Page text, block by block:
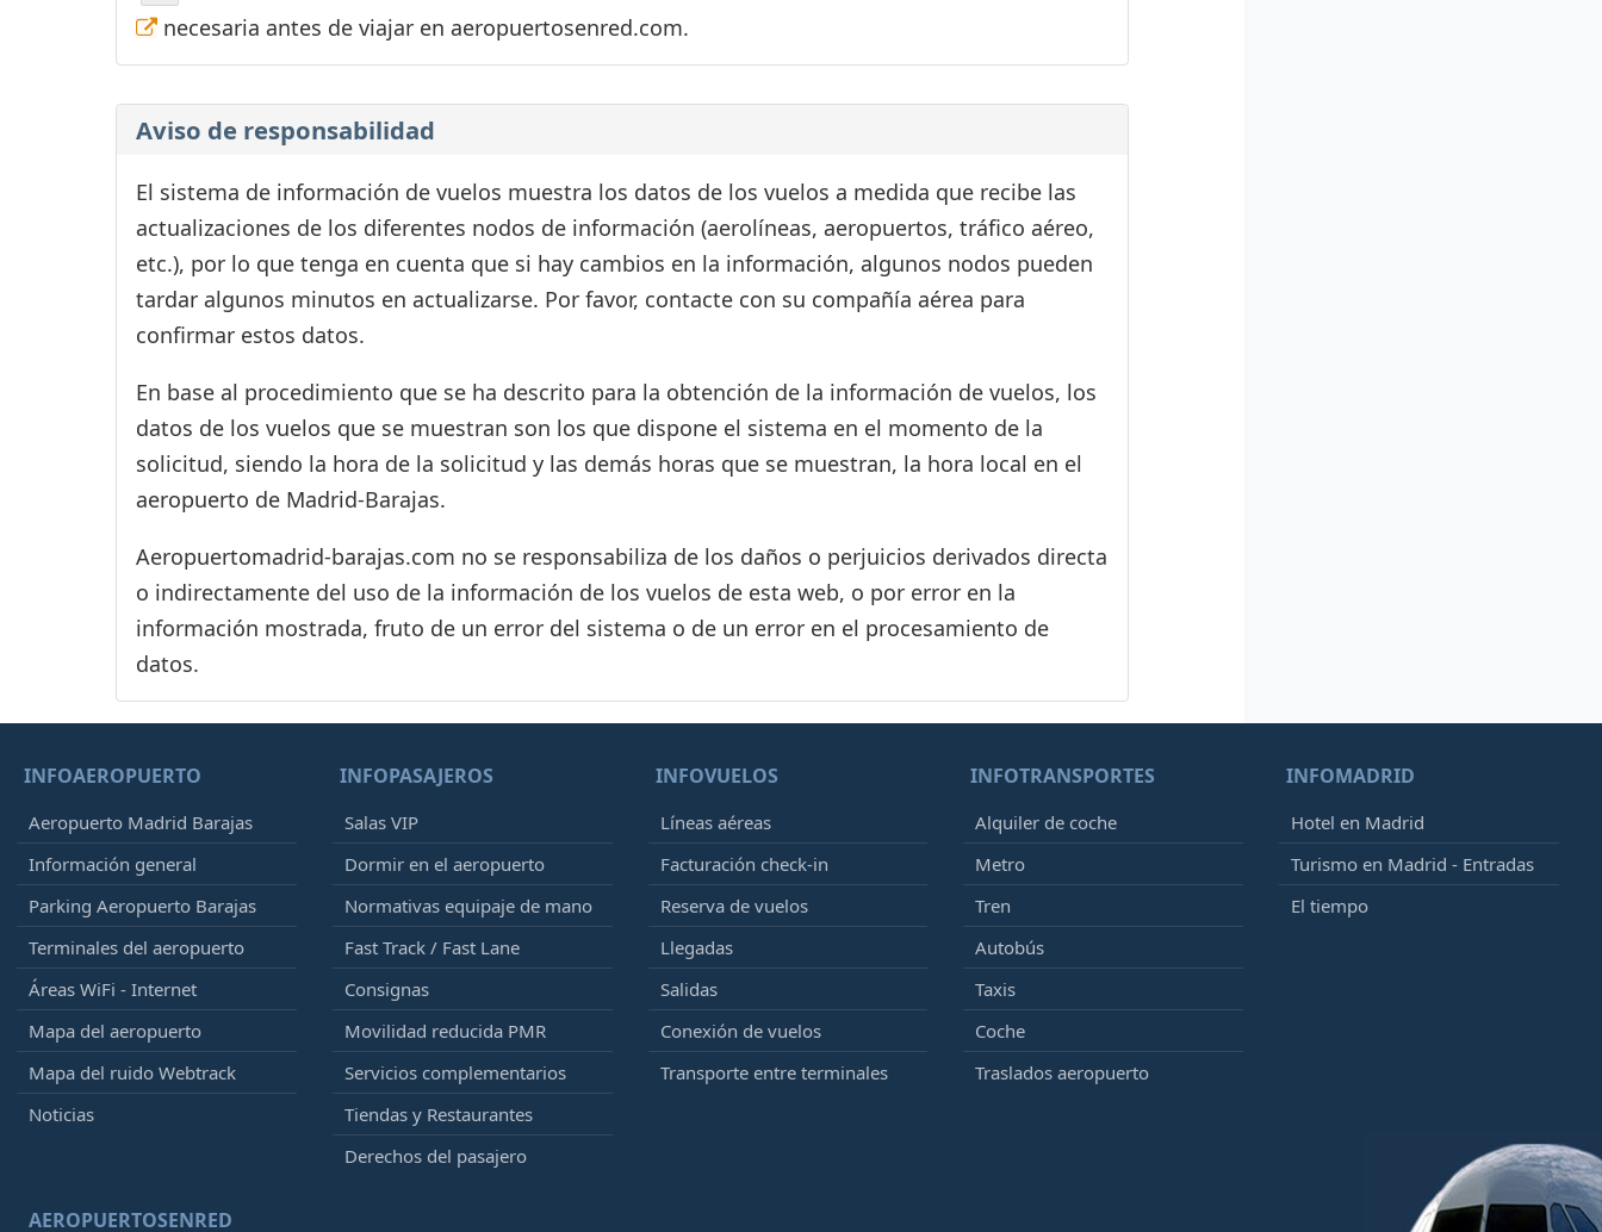
necesaria antes de viajar en aeropuertosenred.com.
Aviso de responsabilidad
El sistema de información de vuelos muestra los datos de los vuelos a medida que recibe las
actualizaciones de los diferentes nodos de información (aerolíneas, aeropuertos, tráfico aéreo,
etc.), por lo que tenga en cuenta que si hay cambios en la información, algunos nodos pueden
tardar algunos minutos en actualizarse. Por favor, contacte con su compañía aérea para
confirmar estos datos.
En base al procedimiento que se ha descrito para la obtención de la información de vuelos, los
datos de los vuelos que se muestran son los que dispone el sistema en el momento de la
solicitud, siendo la hora de la solicitud y las demás horas que se muestran, la hora local en el
aeropuerto de Madrid-Barajas.
Aeropuertomadrid-barajas.com no se responsabiliza de los daños o perjuicios derivados directa
o indirectamente del uso de la información de los vuelos de esta web, o por error en la
información mostrada, fruto de un error del sistema o de un error en el procesamiento de
datos.
INFOAEROPUERTO
Aeropuerto Madrid Barajas
Información general
Parking Aeropuerto Barajas
Terminales del aeropuerto
Áreas WiFi - Internet
Mapa del aeropuerto
Mapa del ruido Webtrack
Noticias
INFOPASAJEROS
Salas VIP
Dormir en el aeropuerto
Normativas equipaje de mano
Fast Track / Fast Lane
Consignas
Movilidad reducida PMR
Servicios complementarios
Tiendas y Restaurantes
Derechos del pasajero
INFOVUELOS
Líneas aéreas
Facturación check-in
Reserva de vuelos
Llegadas
Salidas
Conexión de vuelos
Transporte entre terminales
INFOTRANSPORTES
Alquiler de coche
Metro
Tren
Autobús
Taxis
Coche
Traslados aeropuerto
INFOMADRID
Hotel en Madrid
Turismo en Madrid - Entradas
El tiempo
AEROPUERTOSENRED